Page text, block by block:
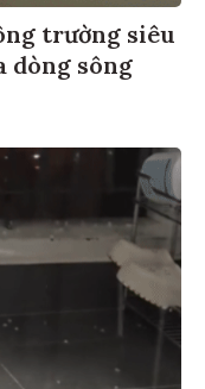
trường siêu
dòng sông